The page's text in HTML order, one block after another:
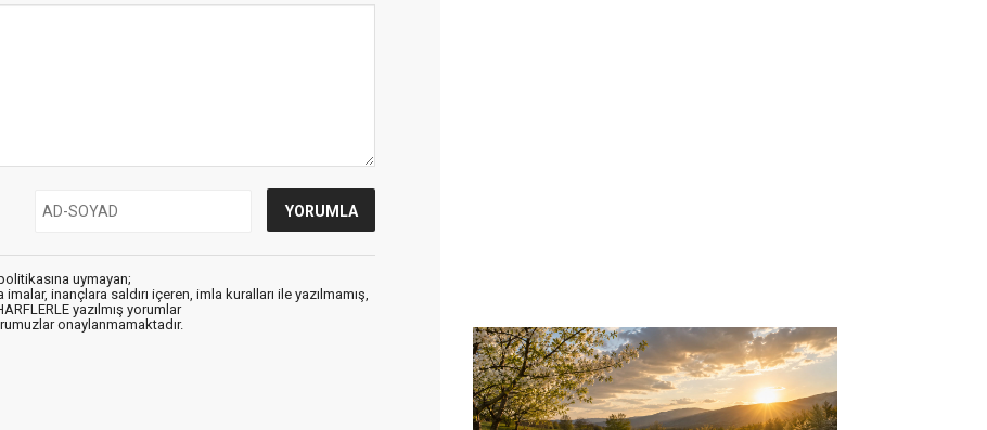
uymayan;
inançlara saldırı içeren, imla kuralları ile yazılmamış,
yazılmış yorumlar
onaylanmamaktadır.